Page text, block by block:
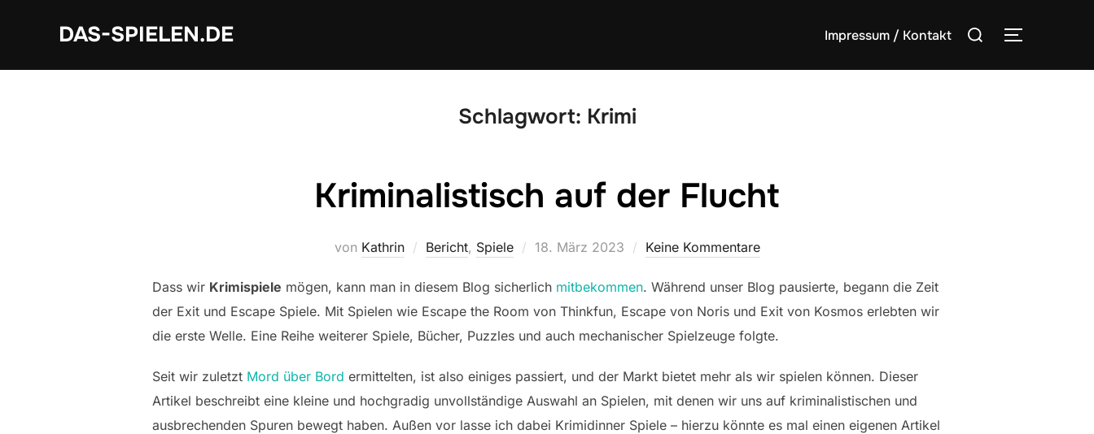
DAS-SPIELEN.DE Impressum / Kontakt
Suchen
Schlagwort: Krimi
Kriminalistisch auf der Flucht
von Kathrin Bericht, Spiele
Veröffentlicht
18. März 2023 Keine Kommentare
Dass wir Krimispiele mögen, kann man in diesem Blog sicherlich mitbekommen. Während unser Blog pausierte, begann die Zeit
der Exit und Escape Spiele. Mit Spielen wie Escape the Room von Thinkfun, Escape von Noris und Exit von Kosmos erlebten wir
die erste Welle. Eine Reihe weiterer Spiele, Bücher, Puzzles und auch mechanischer Spielzeuge folgte.
Seit wir zuletzt Mord über Bord ermittelten, ist also einiges passiert, und der Markt bietet mehr als wir spielen können. Dieser
Artikel beschreibt eine kleine und hochgradig unvollständige Auswahl an Spielen, mit denen wir uns auf kriminalistischen und
ausbrechenden Spuren bewegt haben. Außen vor lasse ich dabei Krimidinner Spiele – hierzu könnte es mal einen eigenen Artikel